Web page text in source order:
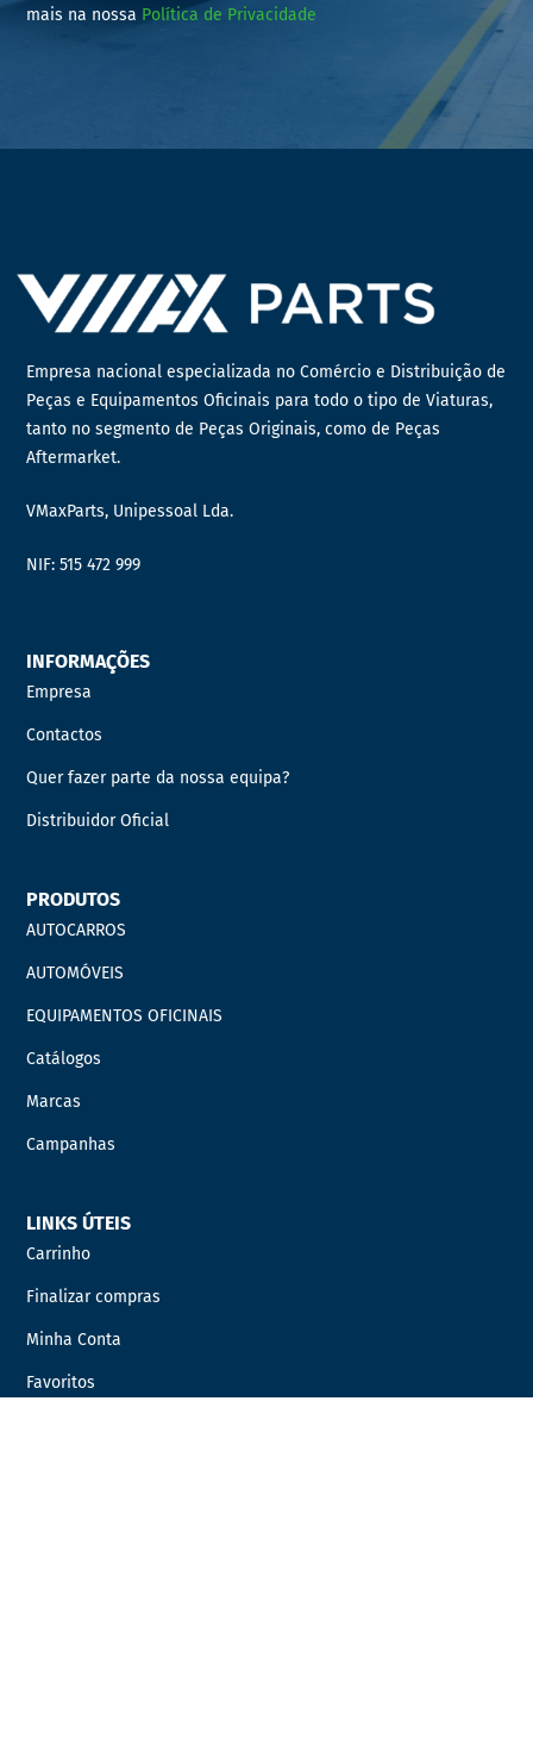
mais na nossa Política de Privacidade
Empresa nacional especializada no Comércio e Distribuição de
Peças e Equipamentos Oficinais para todo o tipo de Viaturas,
tanto no segmento de Peças Originais, como de Peças
Aftermarket.
VMaxParts, Unipessoal Lda.
NIF: 515 472 999
INFORMAÇÕES
Empresa
Contactos
Quer fazer parte da nossa equipa?
Distribuidor Oficial
PRODUTOS
AUTOCARROS
AUTOMÓVEIS
EQUIPAMENTOS OFICINAIS
Catálogos
Marcas
Campanhas
LINKS ÚTEIS
Carrinho
Finalizar compras
Minha Conta
Favoritos